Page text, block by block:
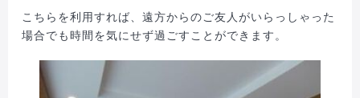
こちらを利用すれば、遠方からのご友人がいらっしゃった
場合でも時間を気にせず過ごすことができます。